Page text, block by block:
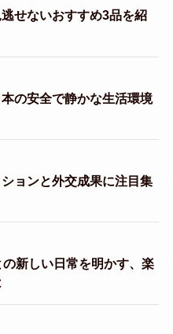
せないおすすめ3品を紹
の安全で静かな生活環境
ョンと外交成果に注目集
新しい日常を明かす、楽